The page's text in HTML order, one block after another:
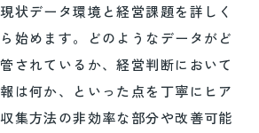
状データ環境と経営課題を詳しく
始めます。どのようなデータがど
されているか、経営判断において
は何か、といった点を丁寧にヒア
集方法の非効率な部分や改善可能